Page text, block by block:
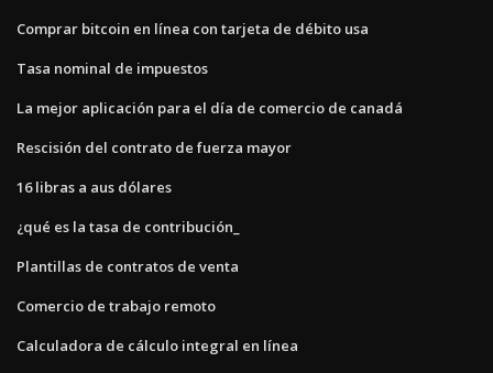
Comprar bitcoin en línea con tarjeta de débito usa
Tasa nominal de impuestos
La mejor aplicación para el día de comercio de canadá
Rescisión del contrato de fuerza mayor
16 libras a aus dólares
¿qué es la tasa de contribución_
Plantillas de contratos de venta
Comercio de trabajo remoto
Calculadora de cálculo integral en línea